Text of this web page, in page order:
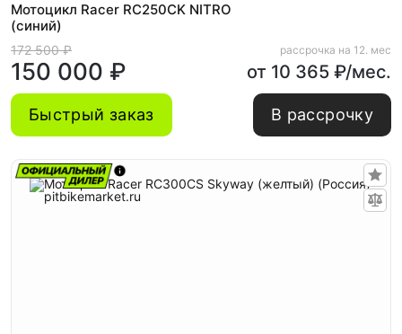
Мотоцикл Racer RC250CK NITRO
(синий)
172 500 ₽
150 000 ₽
рассрочка на 12. мес
от 10 365 ₽/мес.
Быстрый заказ В рассрочку